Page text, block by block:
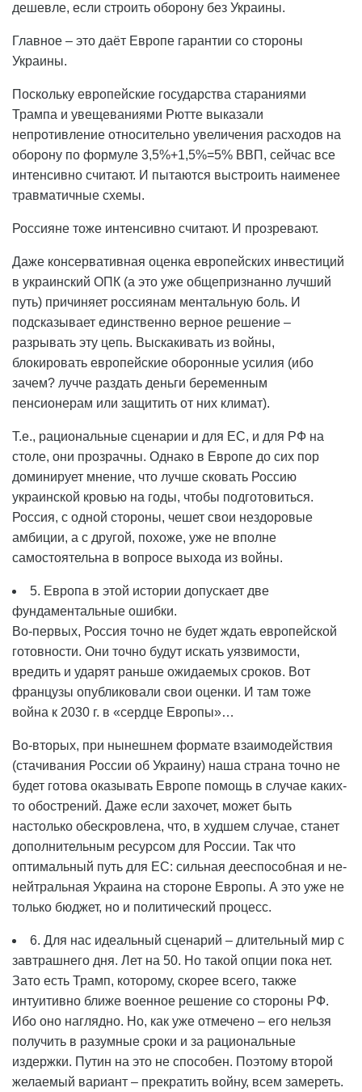
дешевле, если строить оборону без Украины.
Главное – это даёт Европе гарантии со стороны
Украины.
Поскольку европейские государства стараниями
Трампа и увещеваниями Рютте выказали
непротивление относительно увеличения расходов на
оборону по формуле 3,5%+1,5%=5% ВВП, сейчас все
интенсивно считают. И пытаются выстроить наименее
травматичные схемы.
Россияне тоже интенсивно считают. И прозревают.
Даже консервативная оценка европейских инвестиций
в украинский ОПК (а это уже общепризнанно лучший
путь) причиняет россиянам ментальную боль. И
подсказывает единственно верное решение –
разрывать эту цепь. Выскакивать из войны,
блокировать европейские оборонные усилия (ибо
зачем? лучче раздать деньги беременным
пенсионерам или защитить от них климат).
Т.е., рациональные сценарии и для ЕС, и для РФ на
столе, они прозрачны. Однако в Европе до сих пор
доминирует мнение, что лучше сковать Россию
украинской кровью на годы, чтобы подготовиться.
Россия, с одной стороны, чешет свои нездоровые
амбиции, а с другой, похоже, уже не вполне
самостоятельна в вопросе выхода из войны.
5. Европа в этой истории допускает две
фундаментальные ошибки.
Во-первых, Россия точно не будет ждать европейской
готовности. Они точно будут искать уязвимости,
вредить и ударят раньше ожидаемых сроков. Вот
французы опубликовали свои оценки. И там тоже
война к 2030 г. в «сердце Европы»…
Во-вторых, при нынешнем формате взаимодействия
(стачивания России об Украину) наша страна точно не
будет готова оказывать Европе помощь в случае каких-
то обострений. Даже если захочет, может быть
настолько обескровлена, что, в худшем случае, станет
дополнительным ресурсом для России. Так что
оптимальный путь для ЕС: сильная дееспособная и не-
нейтральная Украина на стороне Европы. А это уже не
только бюджет, но и политический процесс.
6. Для нас идеальный сценарий – длительный мир с
завтрашнего дня. Лет на 50. Но такой опции пока нет.
Зато есть Трамп, которому, скорее всего, также
интуитивно ближе военное решение со стороны РФ.
Ибо оно наглядно. Но, как уже отмечено – его нельзя
получить в разумные сроки и за рациональные
издержки. Путин на это не способен. Поэтому второй
желаемый вариант – прекратить войну, всем замереть.